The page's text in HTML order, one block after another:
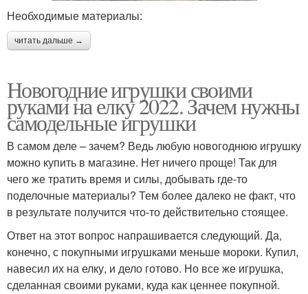
Необходимые материалы:
читать дальше →
Новогодние игрушки своими
руками на елку 2022. Зачем нужны
самодельные игрушки
В самом деле – зачем? Ведь любую новогоднюю игрушку
можно купить в магазине. Нет ничего проще! Так для
чего же тратить время и силы, добывать где-то
поделочные материалы? Тем более далеко не факт, что
в результате получится что-то действительно стоящее.
Ответ на этот вопрос напрашивается следующий. Да,
конечно, с покупными игрушками меньше мороки. Купил,
навесил их на елку, и дело готово. Но все же игрушка,
сделанная своими руками, куда как ценнее покупной.